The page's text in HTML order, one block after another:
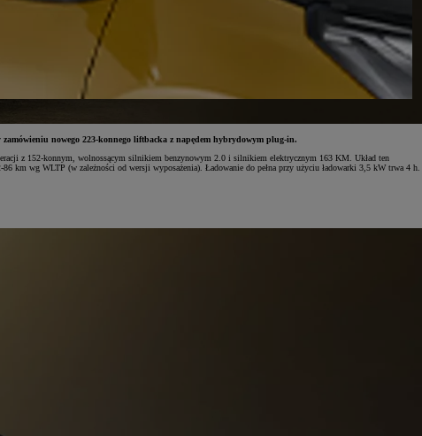
nowego 223-konnego liftbacka z napędem hybrydowym plug-in.
z 152-konnym, wolnossącym silnikiem benzynowym 2.0 i silnikiem elektrycznym 163 KM. Układ ten
km wg WLTP (w zależności od wersji wyposażenia). Ładowanie do pełna przy użyciu ładowarki 3,5 kW trwa 4 h.